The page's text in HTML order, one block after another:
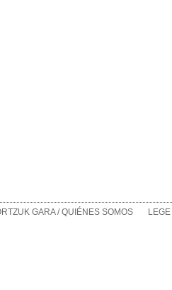
GARA / QUIÉNES SOMOS